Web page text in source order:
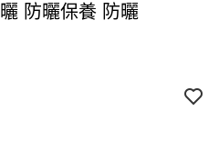
防曬保養 防曬